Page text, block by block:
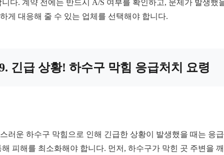
니다. 계약 전에는 반드시 A/S 여부를 확인하고, 문제가 발생했
게 대응해 줄 수 있는 업체를 선택해야 합니다.
긴급 상황! 하수구 막힘 응급처치 요령
러운 하수구 막힘으로 인해 긴급한 상황이 발생했을 때는 응
해 피해를 최소화해야 합니다. 먼저, 하수구가 막힌 곳 주변을